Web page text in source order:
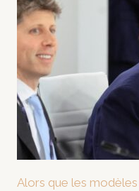
Alors que les modèles